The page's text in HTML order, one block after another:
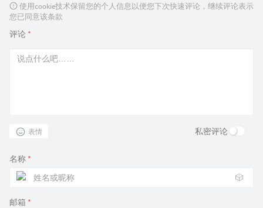
使用cookie技术保留您的个人信息以便您下次快速评论，继续评论表示
您已同意该条款
评论 *
表情 私密评论
名称 *
🎲
邮箱 *